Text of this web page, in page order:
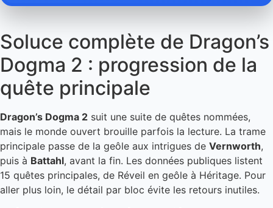
Soluce complète de Dragon’s
Dogma 2 : progression de la
quête principale
Dragon’s Dogma 2 suit une suite de quêtes nommées,
mais le monde ouvert brouille parfois la lecture. La trame
principale passe de la geôle aux intrigues de Vernworth,
puis à Battahl, avant la fin. Les données publiques listent
15 quêtes principales, de Réveil en geôle à Héritage. Pour
aller plus loin, le détail par bloc évite les retours inutiles.